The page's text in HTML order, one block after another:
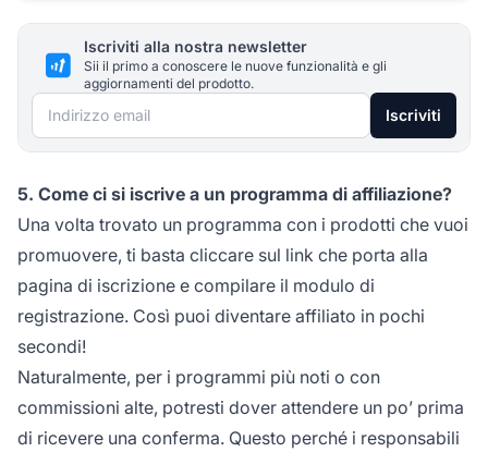
Iscriviti alla nostra newsletter
Sii il primo a conoscere le nuove funzionalità e gli
aggiornamenti del prodotto.
Indirizzo email Iscriviti
5. Come ci si iscrive a un programma di affiliazione?
Una volta trovato un programma con i prodotti che vuoi
promuovere, ti basta cliccare sul link che porta alla
pagina di iscrizione e compilare il modulo di
registrazione. Così puoi diventare affiliato in pochi
secondi!
Naturalmente, per i programmi più noti o con
commissioni alte, potresti dover attendere un po’ prima
di ricevere una conferma. Questo perché i responsabili